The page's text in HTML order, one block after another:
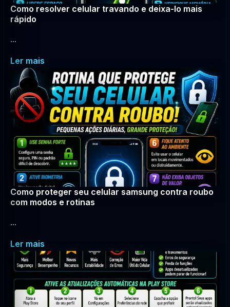
Como resolver celular travando e deixa-lo mais
rápido
...
Ler mais
Como proteger seu celular samsung contra roubo
com modos e rotinas
...
Ler mais